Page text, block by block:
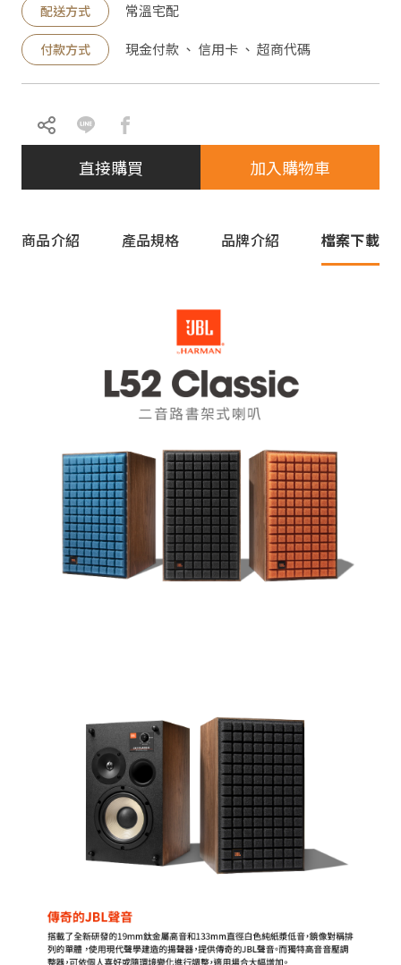
配送方式 常溫宅配
付款方式 現金付款 、 信用卡 、 超商代碼
直接購買 加入購物車
商品介紹 產品規格 品牌介紹 檔案下載